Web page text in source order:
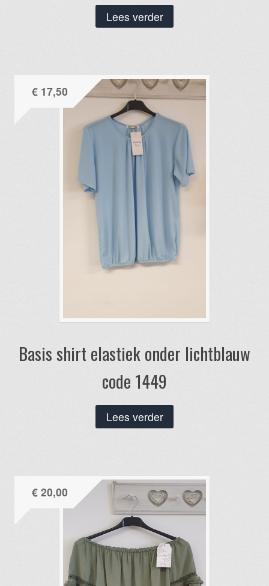
Lees verder
Basis shirt elastiek onder lichtblauw
code 1449
€17,50
Lees verder
€20,00